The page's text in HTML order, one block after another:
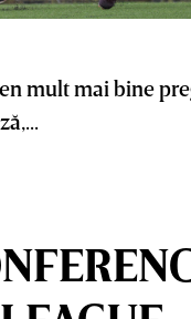
mult mai bine